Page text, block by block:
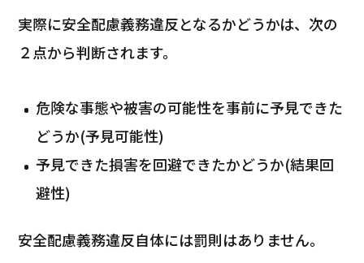
実際に安全配慮義務違反となるかどうかは、次の
２点から判断されます。
危険な事態や被害の可能性を事前に予見できた
どうか(予見可能性)
予見できた損害を回避できたかどうか(結果回
避性)
安全配慮義務違反自体には罰則はありません。